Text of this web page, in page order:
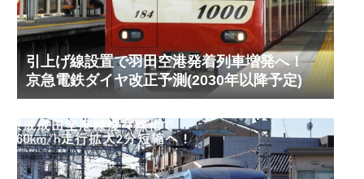
引上げ線設置で羽田空港発着列車増発へ！
京急電鉄ダイヤ改正予測(2030年以降予定)